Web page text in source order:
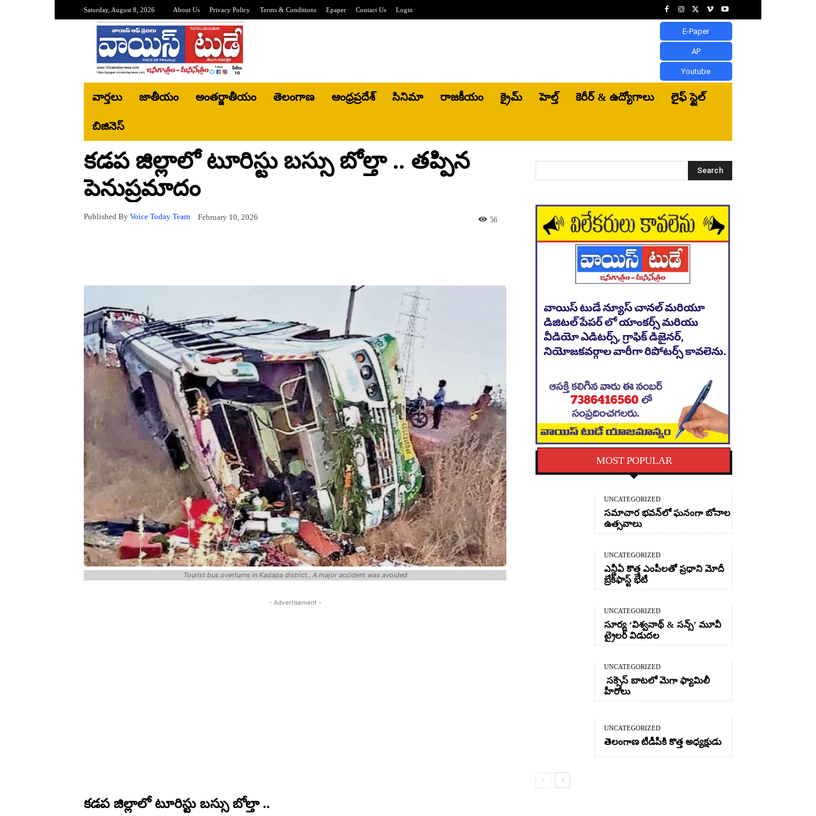
Saturday, August 8, 2026 About Us Privacy Policy Terms & Conditions Epaper Contact Us Login
E-Paper
AP
Youtube
వార్తలు జాతీయం అంతర్జాతీయం తెలంగాణ ఆంధ్రప్రదేశ్ సినిమా రాజకీయం క్రైమ్ హెల్త్‌ కెరీర్ & ఉద్యోగాలు లైఫ్ స్టైల్
బిజినెస్‌
కడప జిల్లాలో టూరిస్టు బస్సు బోల్తా .. తప్పిన
పెనుప్రమాదం
Published By Voice Today Team February 10, 2026 56
Tourist bus overturns in Kadapa district.. A major accident was avoided
- Advertisement -
కడప జిల్లాలో టూరిస్టు బస్సు బోల్తా ..
Search
MOST POPULAR
UNCATEGORIZED
సమాచార భవన్‌లో ఘనంగా బోనాల
ఉత్సవాలు
UNCATEGORIZED
ఎన్డీఏ కొత్త ఎంపీలతో ప్రధాని మోదీ
బ్రేక్‌ఫాస్ట్ భేటీ
UNCATEGORIZED
సూర్య ‘విశ్వనాథ్ & సన్స్’ మూవీ
ట్రైలర్ విడుదల
UNCATEGORIZED
సక్సెస్ బాటలో మెగా ఫ్యామిలీ
హీరోలు
UNCATEGORIZED
తెలంగాణ టీడీపీకి కొత్త అధ్యక్షుడు